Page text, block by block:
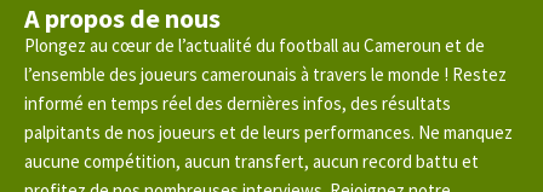
A propos de nous
Plongez au cœur de l’actualité du football au Cameroun et de
l’ensemble des joueurs camerounais à travers le monde ! Restez
informé en temps réel des dernières infos, des résultats
palpitants de nos joueurs et de leurs performances. Ne manquez
aucune compétition, aucun transfert, aucun record battu et